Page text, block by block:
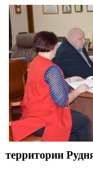
территории